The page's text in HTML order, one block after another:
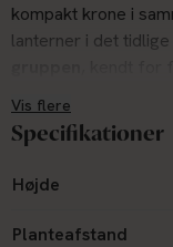
kompakt krone i
lanterner i det
30–35 cm høj stilk
mange andre
Den trives i både
krukker og
Dens intense farve
Vis flere
Specifikationer
Højde
Planteafstand